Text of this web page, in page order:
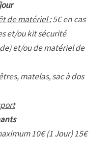
de matériel :5€ en cas
et/ou kit sécurité
et/ou de matériel de
matelas, sac à dos
10€ (1 Jour) 15€